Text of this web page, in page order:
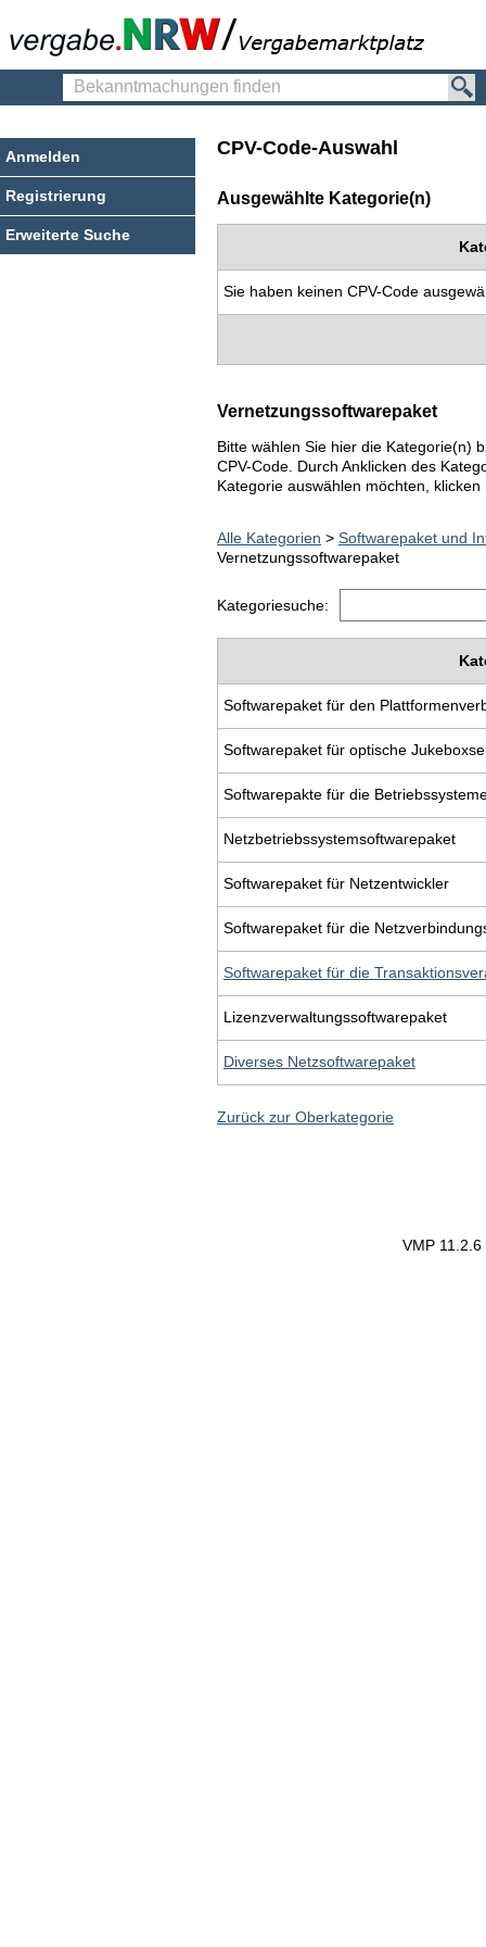
Bekanntmachungen
Anmelden
Registrierung
Erweiterte Suche
CPV-Code-Auswahl
Ausgewählte Kategorie(n)
Sie haben keinen CPV-Code
Vernetzungssoftwarepaket
Bitte wählen Sie hier die Kategorie(n)
CPV-Code. Durch Anklicken des
Kategorie auswählen möchten,
Alle Kategorien > Softwarepaket und
Vernetzungssoftwarepaket
Kategoriesuche:
Softwarepaket für den
Softwarepaket für optische
Softwarepakte für die
Netzbetriebssystemsoftwarepaket
Softwarepaket für Netzentwickler
Softwarepaket für die
Softwarepaket für die
Lizenzverwaltungssoftwarepaket
Diverses Netzsoftwarepaket
Zurück zur Oberkategorie
VMP